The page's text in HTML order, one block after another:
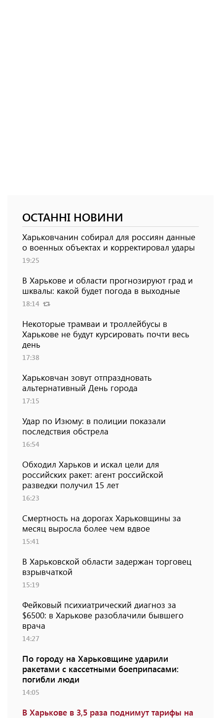
ОСТАННІ НОВИНИ
Харьковчанин собирал для россиян данные
о военных объектах и ​​корректировал удары
19:25
В Харькове и области прогнозируют град и
шквалы: какой будет погода в выходные
18:14
Некоторые трамваи и троллейбусы в
Харькове не будут курсировать почти весь
день
17:38
Харьковчан зовут отпраздновать
альтернативный День города
17:15
Удар по Изюму: в полиции показали
последствия обстрела
16:54
Обходил Харьков и искал цели для
российских ракет: агент российской
разведки получил 15 лет
16:23
Смертность на дорогах Харьковщины за
месяц выросла более чем вдвое
15:41
В Харьковской области задержан торговец
взрывчаткой
15:19
Фейковый психиатрический диагноз за
$6500: в Харькове разоблачили бывшего
врача
14:27
По городу на Харьковщине ударили
ракетами с кассетными боеприпасами:
погибли люди
14:05
В Харькове в 3,5 раза поднимут тарифы на